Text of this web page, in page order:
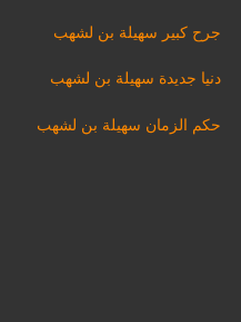
جرح كبير سهيلة بن لشهب
دنيا جديدة سهيلة بن لشهب
حكم الزمان سهيلة بن لشهب